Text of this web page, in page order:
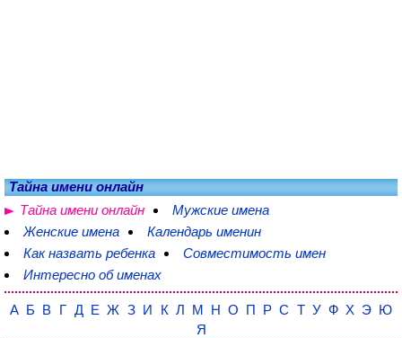
Тайна имени онлайн
Тайна имени онлайн
Мужские имена
Женские имена
Календарь именин
Как назвать ребенка
Совместимость имен
Интересно об именах
А Б В Г Д Е Ж З И К Л М Н О П Р С Т У Ф Х Э Ю
Я